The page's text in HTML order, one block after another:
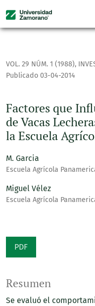
Factores que Influyen
VOL. 29 NÚM. 1 (1988),
Factores que
de Vacas
la Escuela
Publicado 03-04-2014
M. Garcia
Escuela Agrícola
Miguel Vélez
Escuela Agrícola
PDF
Resumen
Se evaluó el